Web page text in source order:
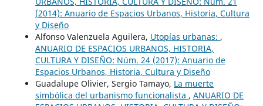
(2014): Anuario de Espacios Urbanos, Historia, Cultura
y Diseño
Alfonso Valenzuela Aguilera, Utopías urbanas: ,
ANUARIO DE ESPACIOS URBANOS, HISTORIA,
CULTURA Y DISEÑO: Núm. 24 (2017): Anuario de
Espacios Urbanos, Historia, Cultura y Diseño
Guadalupe Olivier, Sergio Tamayo, La muerte
simbólica del urbanismo funcionalista , ANUARIO DE